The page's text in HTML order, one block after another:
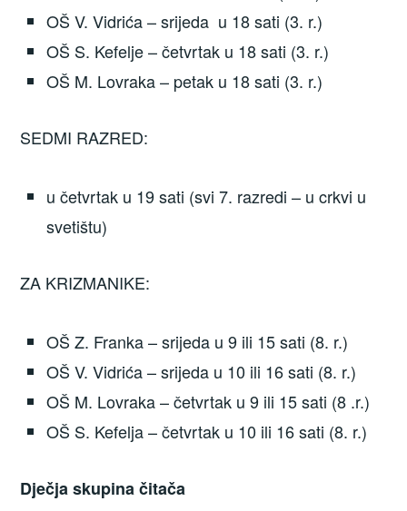
OŠ V. Vidrića – srijeda u 18 sati (3. r.)
OŠ S. Kefelje – četvrtak u 18 sati (3. r.)
OŠ M. Lovraka – petak u 18 sati (3. r.)
SEDMI RAZRED:
u četvrtak u 19 sati (svi 7. razredi – u crkvi u
svetištu)
ZA KRIZMANIKE:
OŠ Z. Franka – srijeda u 9 ili 15 sati (8. r.)
OŠ V. Vidrića – srijeda u 10 ili 16 sati (8. r.)
OŠ M. Lovraka – četvrtak u 9 ili 15 sati (8 .r.)
OŠ S. Kefelja – četvrtak u 10 ili 16 sati (8. r.)
Dječja skupina čitača